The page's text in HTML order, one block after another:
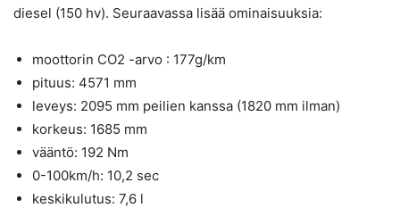
diesel (150 hv). Seuraavassa lisää ominaisuuksia:
moottorin CO2 -arvo : 177g/km
pituus: 4571 mm
leveys: 2095 mm peilien kanssa (1820 mm ilman)
korkeus: 1685 mm
vääntö: 192 Nm
0-100km/h: 10,2 sec
keskikulutus: 7,6 l